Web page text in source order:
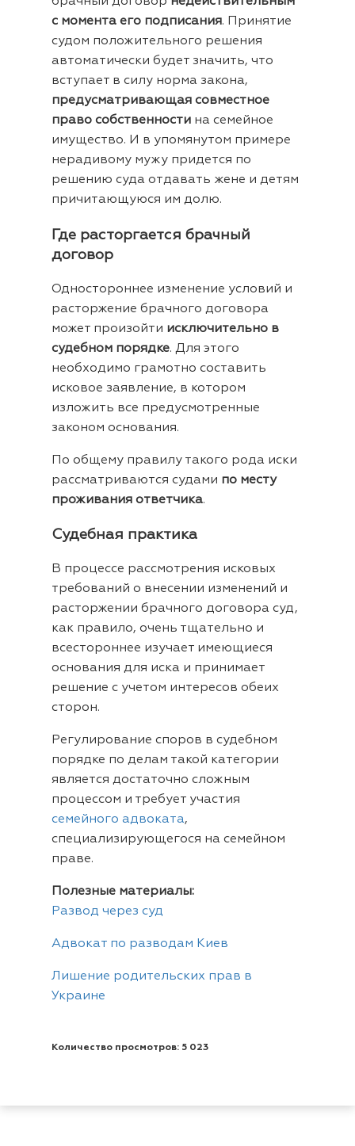
с момента его подписания. Принятие
судом положительного решения
автоматически будет значить, что
вступает в силу норма закона,
предусматривающая совместное
право собственности на семейное
имущество. И в упомянутом примере
нерадивому мужу придется по
решению суда отдавать жене и детям
причитающуюся им долю.
Где расторгается брачный
договор
Одностороннее изменение условий и
расторжение брачного договора
может произойти исключительно в
судебном порядке. Для этого
необходимо грамотно составить
исковое заявление, в котором
изложить все предусмотренные
законом основания.
По общему правилу такого рода иски
рассматриваются судами по месту
проживания ответчика.
Судебная практика
В процессе рассмотрения исковых
требований о внесении изменений и
расторжении брачного договора суд,
как правило, очень тщательно и
всестороннее изучает имеющиеся
основания для иска и принимает
решение с учетом интересов обеих
сторон.
Регулирование споров в судебном
порядке по делам такой категории
является достаточно сложным
процессом и требует участия
семейного адвоката,
специализирующегося на семейном
праве.
Полезные материалы:
Развод через суд
Адвокат по разводам Киев
Лишение родительских прав в
Украине
Количество просмотров: 5 023